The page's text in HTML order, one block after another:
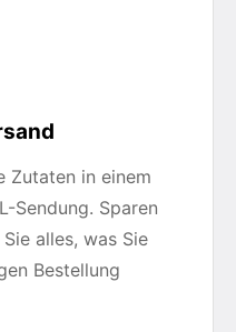
Zutaten in einem
Sendung. Sparen
alles, was Sie
Bestellung